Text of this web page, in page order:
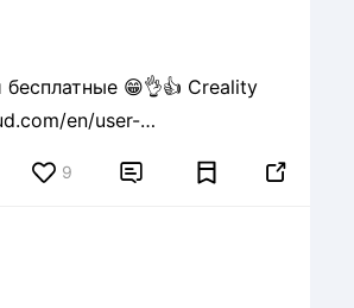
😁👌👍 Creality
en/user-
9  